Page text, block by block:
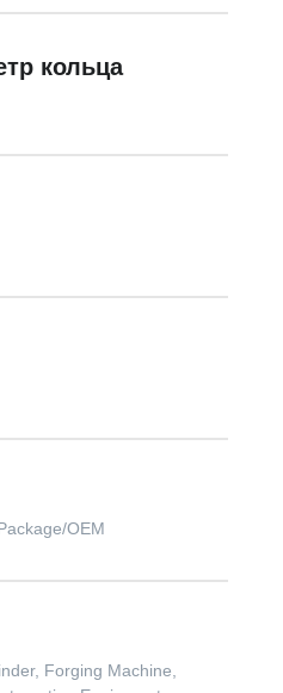
кольца
OEM
Forging Machine,